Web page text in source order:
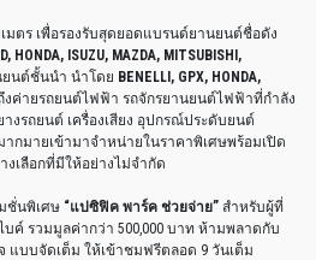
มตร เพื่อรองรับสุดยอดแบรนด์ยานยนต์ชื่อดัง
HONDA, ISUZU, MAZDA, MITSUBISHI,
ยนต์ชั้นนำ นำโดย BENELLI, GPX, HONDA,
งค่ายรถยนต์ไฟฟ้า รถจักรยานยนต์ไฟฟ้าที่กำลัง
งรถยนต์ เครื่องเสียง อุปกรณ์ประดับยนต์
กมายเข้ามาจำหน่ายในราคาพิเศษพร้อมเปิด
เลือกที่มีให้อย่างไม่จำกัด
ชั่นพิเศษ “แปซิฟิค พาร์ค ช่วยจ่าย” สำหรับผู้ที่
ค์ รวมมูลค่ากว่า 500,000 บาท ห้ามพลาดกับ
แบบจัดเต็ม ให้เข้าชมฟรีตลอด 9 วันเต็ม